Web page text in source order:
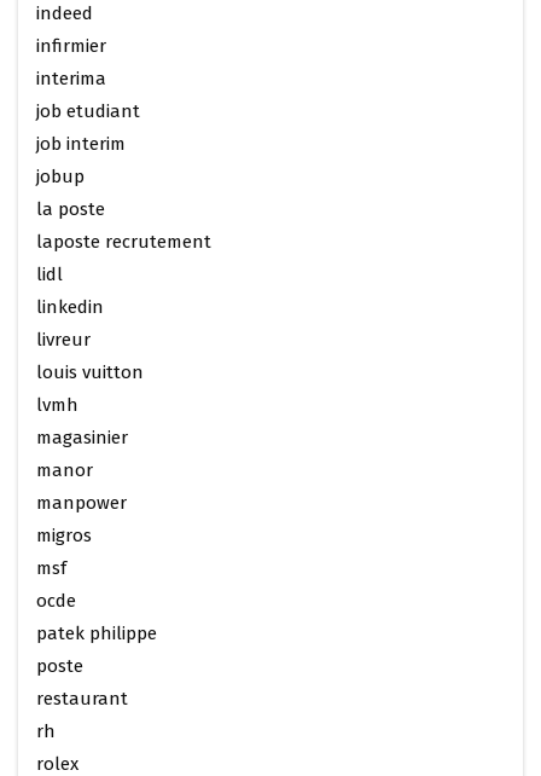
indeed
infirmier
interima
job etudiant
job interim
jobup
la poste
laposte recrutement
lidl
linkedin
livreur
louis vuitton
lvmh
magasinier
manor
manpower
migros
msf
ocde
patek philippe
poste
restaurant
rh
rolex